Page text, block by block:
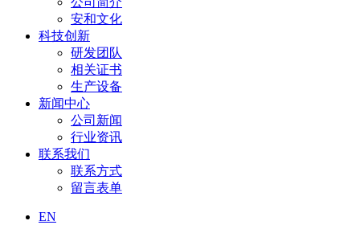
安和文化
科技创新
研发团队
相关证书
生产设备
新闻中心
公司新闻
行业资讯
联系我们
联系方式
留言表单
EN